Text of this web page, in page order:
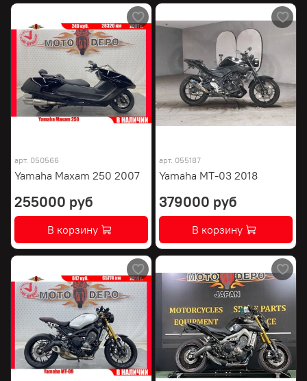
арт. 050566
Yamaha Maxam 250 2007
255000 руб
В корзину
арт. 055187
Yamaha MT-03 2018
379000 руб
В корзину